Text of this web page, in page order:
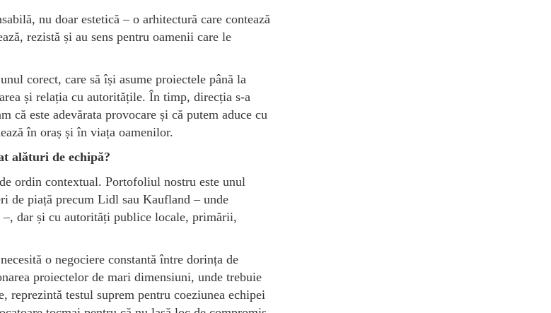
nu doar estetică – o arhitectură care contează
rezistă și au sens pentru oamenii care le
corect, care să își asume proiectele până la
și relația cu autoritățile. În timp, direcția s-a
că este adevărata provocare și că putem aduce cu
în oraș și în viața oamenilor.
alături de echipă?
ordin contextual. Portofoliul nostru este unul
de piață precum Lidl sau Kaufland – unde
–, dar și cu autorități publice locale, primării,
o negociere constantă între dorința de
proiectelor de mari dimensiuni, unde trebuie
reprezintă testul suprem pentru coeziunea echipei